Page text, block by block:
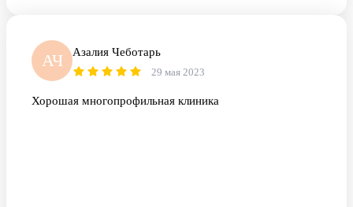
АЧ Азалия Чеботарь
29 мая 2023
Хорошая многопрофильная клиника